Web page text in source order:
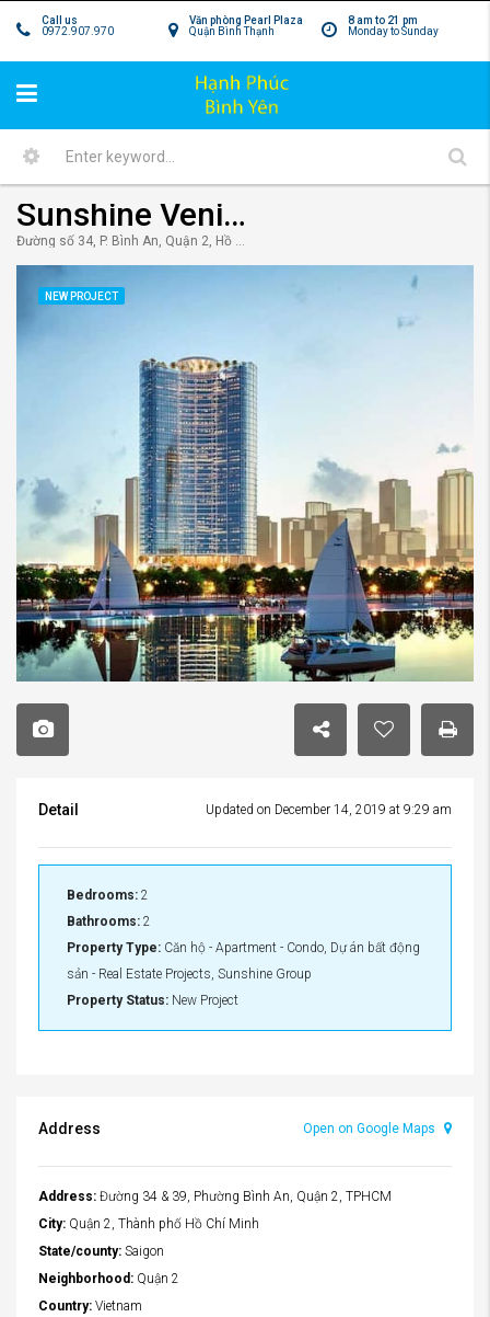
8 am to 21 pm
Monday to Sunday
Văn phòng Pearl Plaza
Quận Bình Thạnh
Call us
0972.907.970
Sunshine Venicia Thủ Thiêm quận 2 – Tuyệt tác Sky Villas xa xỉ nhất hiện nay cho giới siêu giàu.
Đường số 34, P. Bình An, Quận 2, Hồ Chí Minh, Việt Nam
NEW PROJECT
Detail Updated on December 14, 2019 at 9:29 am
Bedrooms: 2
Bathrooms: 2
Property Type: Căn hộ - Apartment - Condo, Dự án bất động
sản - Real Estate Projects, Sunshine Group
Property Status: New Project
Address Open on Google Maps
Address: Đường 34 & 39, Phường Bình An, Quận 2, TPHCM
City: Quận 2, Thành phố Hồ Chí Minh
State/county: Saigon
Neighborhood: Quận 2
Country: Vietnam